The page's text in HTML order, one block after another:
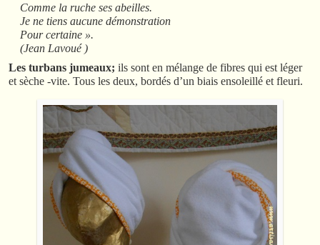
Comme la ruche ses abeilles.
Je ne tiens aucune démonstration
Pour certaine ».
(Jean Lavoué )
Les turbans jumeaux; ils sont en mélange de fibres qui est léger
et sèche -vite. Tous les deux, bordés d’un biais ensoleillé et fleuri.